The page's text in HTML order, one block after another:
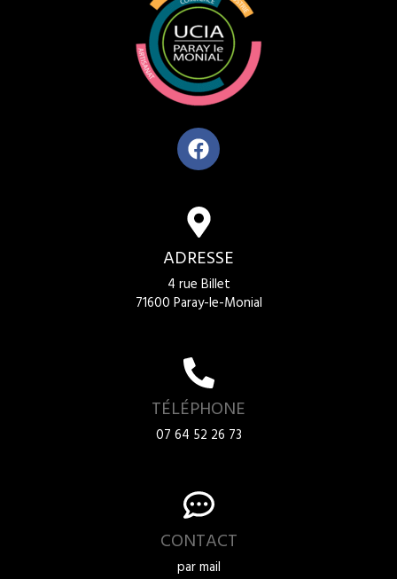
ADRESSE
4 rue Billet
71600 Paray-le-Monial
TÉLÉPHONE
07 64 52 26 73
CONTACT
par mail